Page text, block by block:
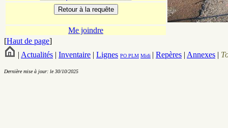
Me joindre
[Haut de page]
| Actualités | Inventaire | Lignes PO PLM Midi | Repères | Annexes |
Dernière mise à jour: le 30/10/2025